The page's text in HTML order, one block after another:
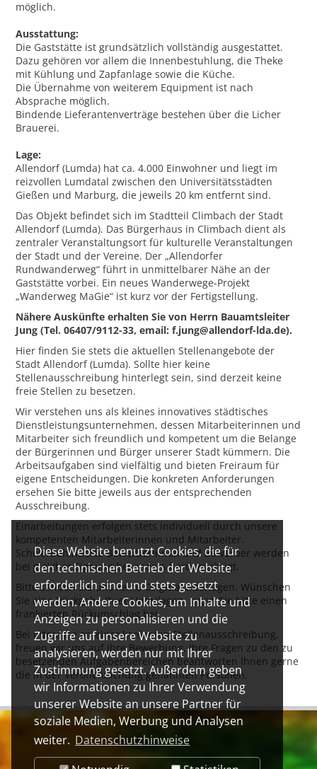
Diese Website benutzt Cookies, die für
den technischen Betrieb der Website
erforderlich sind und stets gesetzt
werden. Andere Cookies, um Inhalte und
Anzeigen zu personalisieren und die
Zugriffe auf unsere Website zu
analysieren, werden nur mit Ihrer
Zustimmung gesetzt. Außerdem geben
wir Informationen zu Ihrer Verwendung
unserer Website an unsere Partner für
soziale Medien, Werbung und Analysen
weiter. Datenschutzhinweise
möglich.
Ausstattung:
Die Gaststätte ist grundsätzlich vollständig ausgestattet.
Dazu gehören vor allem die Innenbestuhlung, die Theke
mit Kühlung und Zapfanlage sowie die Küche.
Die Übernahme von weiterem Equipment ist nach
Absprache möglich.
Bindende Lieferantenverträge bestehen über die Licher
Brauerei.
Lage:
Allendorf (Lumda) hat ca. 4.000 Einwohner und liegt im
reizvollen Lumdatal zwischen den Universitätsstädten
Gießen und Marburg, die jeweils 20 km entfernt sind.
Das Objekt befindet sich im Stadtteil Climbach der Stadt
Allendorf (Lumda). Das Bürgerhaus in Climbach dient als
zentraler Veranstaltungsort für kulturelle Veranstaltungen
der Stadt und der Vereine. Der „Allendorfer
Rundwanderweg“ führt in unmittelbarer Nähe an der
Gaststätte vorbei. Ein neues Wanderwege-Projekt
„Wanderweg MaGie“ ist kurz vor der Fertigstellung.
Nähere Auskünfte erhalten Sie von Herrn Bauamtsleiter
Jung (Tel. 06407/9112-33, email: f.jung@allendorf-lda.de).
Hier finden Sie stets die aktuellen Stellenangebote der
Stadt Allendorf (Lumda). Sollte hier keine
Stellenausschreibung hinterlegt sein, sind derzeit keine
freie Stellen zu besetzen.
Wir verstehen uns als kleines innovatives städtisches
Dienstleistungsunternehmen, dessen Mitarbeiterinnen und
Mitarbeiter sich freundlich und kompetent um die Belange
der Bürgerinnen und Bürger unserer Stadt kümmern. Die
Arbeitsaufgaben sind vielfältig und bieten Freiraum für
eigene Entscheidungen. Die konkreten Anforderungen
ersehen Sie bitte jeweils aus der entsprechenden
Ausschreibung.
Einarbeitungen erfolgen stets individuell durch unsere
kompetenten Mitarbeiterinnen und Mitarbeiter.
Schwerbehinderte Bewerberinnen und Bewerber werden
bei gleicher Eignung besonders berücksichtigt.
Bitte senden Sie uns keine Originalunterlagen. Wünschen
Sie eine Rückgabe Ihrer Unterlagen, legen Sie bitte einen
frankierten Rückumschlag bei.
Bei Interesse an einer konkreten Stellenausschreibung,
freuen wir uns auf Ihre Bewerbung. Ihre Fragen zu den zu
besetzenden Aufgabenbereichen beantworten Ihnen gerne
die in der Veröffentlichung genannten Personen.